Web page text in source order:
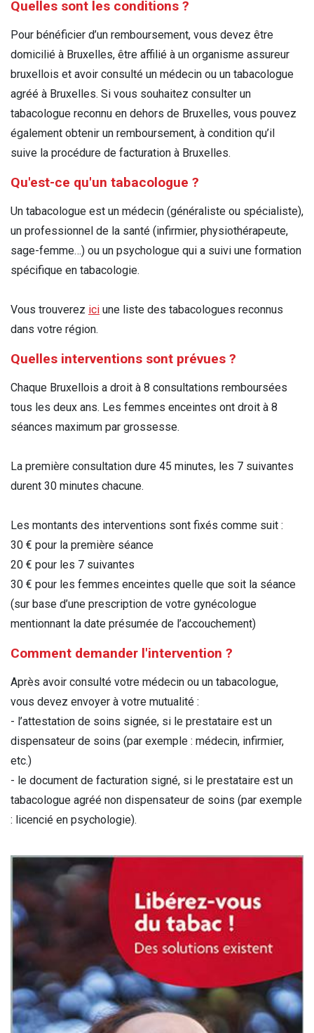
Quelles sont les conditions ?
Pour bénéficier d’un remboursement, vous devez être
domicilié à Bruxelles, être affilié à un organisme assureur
bruxellois et avoir consulté un médecin ou un tabacologue
agréé à Bruxelles. Si vous souhaitez consulter un
tabacologue reconnu en dehors de Bruxelles, vous pouvez
également obtenir un remboursement, à condition qu’il
suive la procédure de facturation à Bruxelles.
Qu'est-ce qu'un tabacologue ?
Un tabacologue est un médecin (généraliste ou spécialiste),
un professionnel de la santé (infirmier, physiothérapeute,
sage-femme…) ou un psychologue qui a suivi une formation
spécifique en tabacologie.
Vous trouverez ici une liste des tabacologues reconnus
dans votre région.
Quelles interventions sont prévues ?
Chaque Bruxellois a droit à 8 consultations remboursées
tous les deux ans. Les femmes enceintes ont droit à 8
séances maximum par grossesse.
La première consultation dure 45 minutes, les 7 suivantes
durent 30 minutes chacune.
Les montants des interventions sont fixés comme suit :
30 € pour la première séance
20 € pour les 7 suivantes
30 € pour les femmes enceintes quelle que soit la séance
(sur base d’une prescription de votre gynécologue
mentionnant la date présumée de l’accouchement)
Comment demander l'intervention ?
Après avoir consulté votre médecin ou un tabacologue,
vous devez envoyer à votre mutualité :
- l’attestation de soins signée, si le prestataire est un
dispensateur de soins (par exemple : médecin, infirmier,
etc.)
- le document de facturation signé, si le prestataire est un
tabacologue agréé non dispensateur de soins (par exemple
: licencié en psychologie).